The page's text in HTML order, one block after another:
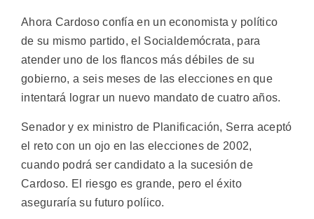
Ahora Cardoso confía en un economista y político
de su mismo partido, el Socialdemócrata, para
atender uno de los flancos más débiles de su
gobierno, a seis meses de las elecciones en que
intentará lograr un nuevo mandato de cuatro años.
Senador y ex ministro de Planificación, Serra aceptó
el reto con un ojo en las elecciones de 2002,
cuando podrá ser candidato a la sucesión de
Cardoso. El riesgo es grande, pero el éxito
aseguraría su futuro políico.